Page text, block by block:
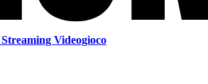
Streaming Videogioco